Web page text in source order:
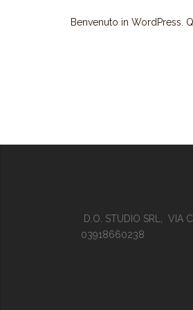
Benvenuto in WordPress.
D.O. STUDIO SRL, VIA
03918660238